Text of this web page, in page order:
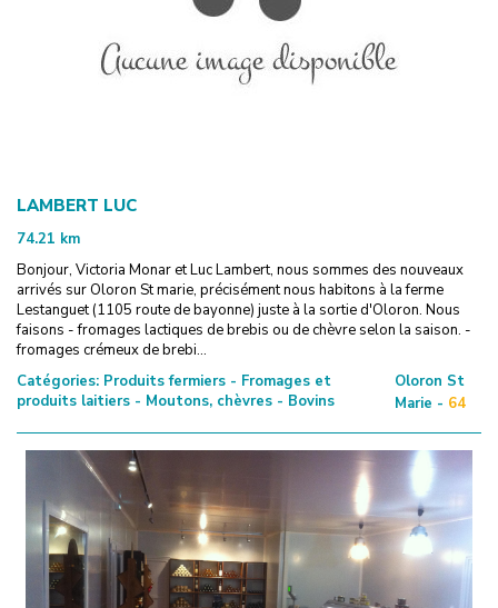
LAMBERT LUC
74.21 km
Bonjour, Victoria Monar et Luc Lambert, nous sommes des nouveaux
arrivés sur Oloron St marie, précisément nous habitons à la ferme
Lestanguet (1105 route de bayonne) juste à la sortie d'Oloron. Nous
faisons - fromages lactiques de brebis ou de chèvre selon la saison. -
fromages crémeux de brebi...
Catégories: Produits fermiers - Fromages et
produits laitiers - Moutons, chèvres - Bovins
Oloron St
Marie - 64